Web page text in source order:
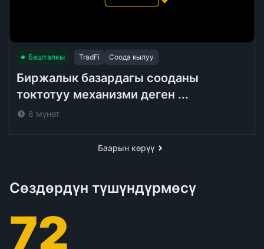
Баштапкы TradFi Соода кылуу
Биржалык базардагы сооданы
токтотуу механизми деген ...
8 мүнөт
Баарын көрүү
Сөздөрдүн түшүндүрмөсү
72